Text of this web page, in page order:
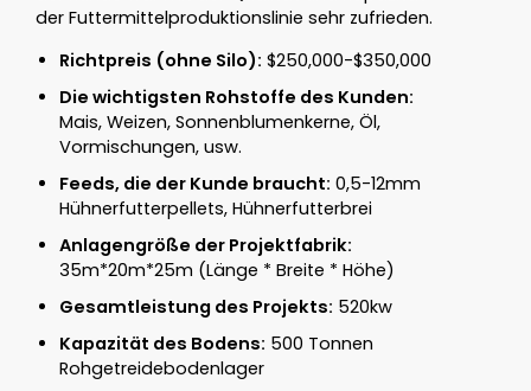
der Futtermittelproduktionslinie sehr zufrieden.
Richtpreis (ohne Silo): $250,000-$350,000
Die wichtigsten Rohstoffe des Kunden:
Mais, Weizen, Sonnenblumenkerne, Öl,
Vormischungen, usw.
Feeds, die der Kunde braucht: 0,5-12mm
Hühnerfutterpellets, Hühnerfutterbrei
Anlagengröße der Projektfabrik:
35m*20m*25m (Länge * Breite * Höhe)
Gesamtleistung des Projekts: 520kw
Kapazität des Bodens: 500 Tonnen
Rohgetreidebodenlager